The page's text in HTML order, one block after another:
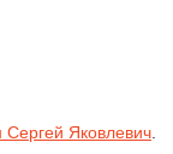
Сергей Яковлевич